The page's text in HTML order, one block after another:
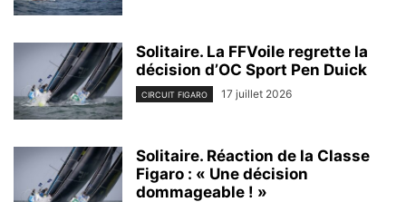
Solitaire. La FFVoile regrette la
décision d’OC Sport Pen Duick
CIRCUIT FIGARO 17 juillet 2026
Solitaire. Réaction de la Classe
Figaro : « Une décision
dommageable ! »